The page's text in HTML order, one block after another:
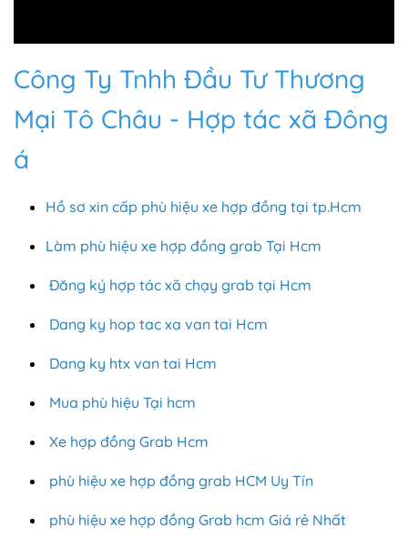
Công Ty Tnhh Đầu Tư Thương
Mại Tô Châu - Hợp tác xã Đông
á
Hồ sơ xin cấp phù hiệu xe hợp đồng tại tp.Hcm
Làm phù hiệu xe hợp đồng grab Tại Hcm
Đăng ký hợp tác xã chạy grab tại Hcm
Dang ky hop tac xa van tai Hcm
Dang ky htx van tai Hcm
Mua phù hiệu Tại hcm
Xe hợp đồng Grab Hcm
phù hiệu xe hợp đồng grab HCM Uy Tín
phù hiệu xe hợp đồng Grab hcm Giá rẻ Nhất